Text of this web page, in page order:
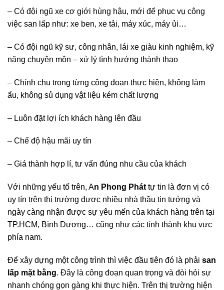
– Có đội ngũ xe cơ giới hùng hậu, mới để phục vụ công
việc san lấp như: xe ben, xe tải, máy xúc, máy ủi…
– Có đội ngũ kỹ sư, công nhân, lái xe giàu kinh nghiệm, kỹ
năng chuyên môn – xử lý tình hướng thành thạo
– Chỉnh chu trong từng công đoạn thực hiện, không làm
ẩu, không sủ dụng vật liệu kém chất lượng
– Luôn đặt lợi ích khách hàng lên đầu
– Chế độ hậu mãi uy tín
– Giá thành hợp lí, tư vấn đúng nhu cầu của khách
Với những yếu tố trên, An Phong Phát tự tin là đơn vị có
uy tín trên thị trường được nhiều nhà thầu tin tưởng và
ngày càng nhận được sự yêu mến của khách hàng trên tại
TP.HCM, Bình Dương… cũng như các tỉnh thành khu vực
phía nam.
Để xây dựng một công trình thì việc đầu tiên đó là phải san
lấp mặt bằng. Đây là công đoạn quan trọng và đòi hỏi sự
nhanh chóng gọn gàng khi thực hiện. Trên thị trường hiện